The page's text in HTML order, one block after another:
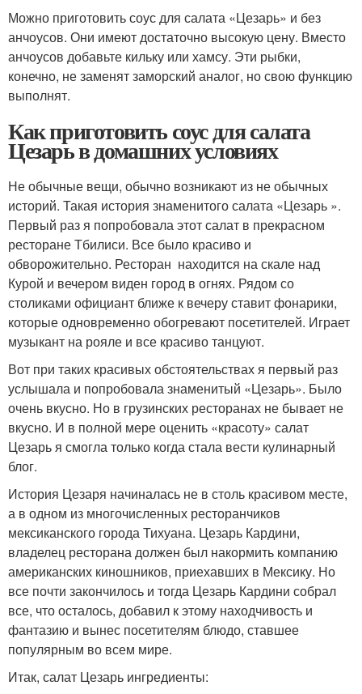
Можно приготовить соус для салата «Цезарь» и без
анчоусов. Они имеют достаточно высокую цену. Вместо
анчоусов добавьте кильку или хамсу. Эти рыбки,
конечно, не заменят заморский аналог, но свою функцию
выполнят.
Как приготовить соус для салата
Цезарь в домашних условиях
Не обычные вещи, обычно возникают из не обычных
историй. Такая история знаменитого салата «Цезарь ».
Первый раз я попробовала этот салат в прекрасном
ресторане Тбилиси. Все было красиво и
обворожительно. Ресторан находится на скале над
Курой и вечером виден город в огнях. Рядом со
столиками официант ближе к вечеру ставит фонарики,
которые одновременно обогревают посетителей. Играет
музыкант на рояле и все красиво танцуют.
Вот при таких красивых обстоятельствах я первый раз
услышала и попробовала знаменитый «Цезарь». Было
очень вкусно. Но в грузинских ресторанах не бывает не
вкусно. И в полной мере оценить «красоту» салат
Цезарь я смогла только когда стала вести кулинарный
блог.
История Цезаря начиналась не в столь красивом месте,
а в одном из многочисленных ресторанчиков
мексиканского города Тихуана. Цезарь Кардини,
владелец ресторана должен был накормить компанию
американских киношников, приехавших в Мексику. Но
все почти закончилось и тогда Цезарь Кардини собрал
все, что осталось, добавил к этому находчивость и
фантазию и вынес посетителям блюдо, ставшее
популярным во всем мире.
Итак, салат Цезарь ингредиенты: